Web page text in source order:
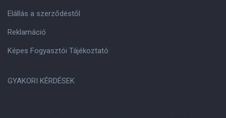
Elállás a szerződéstől
Reklamáció
Képes Fogyasztói Tájékoztató
GYAKORI KÉRDÉSEK